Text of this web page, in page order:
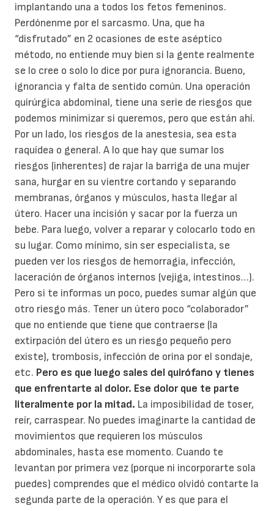
implantando una a todos los fetos femeninos.
Perdónenme por el sarcasmo. Una, que ha
“disfrutado” en 2 ocasiones de este aséptico
método, no entiende muy bien si la gente realmente
se lo cree o solo lo dice por pura ignorancia. Bueno,
ignorancia y falta de sentido común. Una operación
quirúrgica abdominal, tiene una serie de riesgos que
podemos minimizar si queremos, pero que están ahí.
Por un lado, los riesgos de la anestesia, sea esta
raquídea o general. A lo que hay que sumar los
riesgos (inherentes) de rajar la barriga de una mujer
sana, hurgar en su vientre cortando y separando
membranas, órganos y músculos, hasta llegar al
útero. Hacer una incisión y sacar por la fuerza un
bebe. Para luego, volver a reparar y colocarlo todo en
su lugar. Como mínimo, sin ser especialista, se
pueden ver los riesgos de hemorragia, infección,
laceración de órganos internos (vejiga, intestinos…).
Pero si te informas un poco, puedes sumar algún que
otro riesgo más. Tener un útero poco “colaborador”
que no entiende que tiene que contraerse (la
extirpación del útero es un riesgo pequeño pero
existe), trombosis, infección de orina por el sondaje,
etc. Pero es que luego sales del quirófano y tienes
que enfrentarte al dolor. Ese dolor que te parte
literalmente por la mitad. La imposibilidad de toser,
reír, carraspear. No puedes imaginarte la cantidad de
movimientos que requieren los músculos
abdominales, hasta ese momento. Cuando te
levantan por primera vez (porque ni incorporarte sola
puedes) comprendes que el médico olvidó contarte la
segunda parte de la operación. Y es que para el